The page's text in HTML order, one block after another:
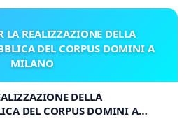
LA REALIZZAZIONE DELLA
DEL CORPUS DOMINI A
MILANO
DELLA
DEL CORPUS DOMINI A